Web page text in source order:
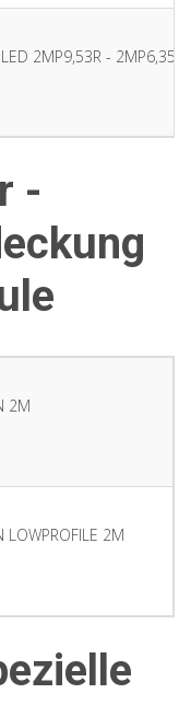
2MP9,53R - 2MP6,35R
-
2M
LOWPROFILE 2M